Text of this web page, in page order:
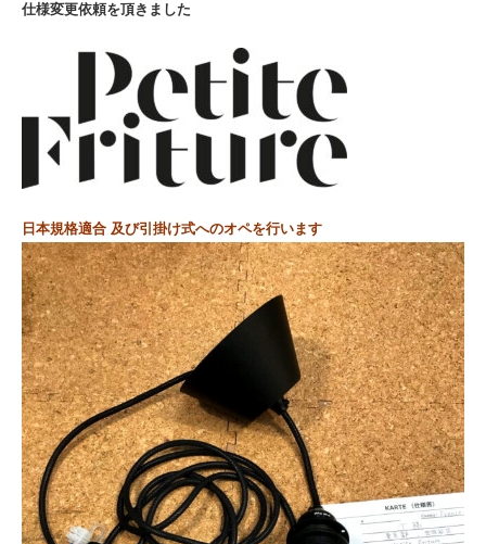
仕様変更依頼を頂きました
日本規格適合 及び引掛け式へのオペを行います